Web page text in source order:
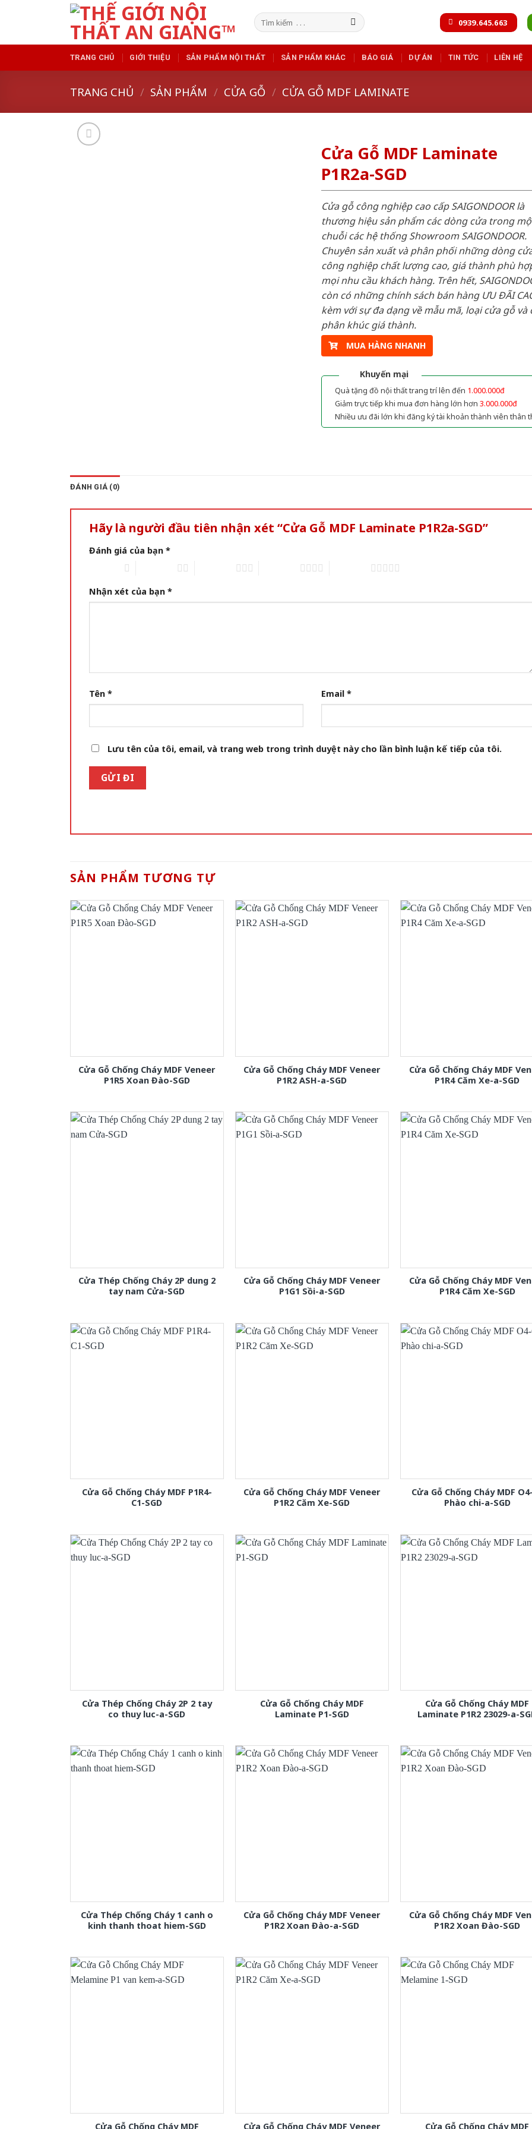
Tìm
kiếm:
0939.645.663
TRANG CHỦ GIỚI THIỆU SẢN PHẨM NỘI THẤT SẢN PHẨM KHÁC BÁO GIÁ DỰ ÁN TIN TỨC LIÊN HỆ
TRANG CHỦ / SẢN PHẨM / CỬA GỖ / CỬA GỖ MDF LAMINATE
Cửa Gỗ MDF Laminate
P1R2a-SGD
Cửa gỗ công nghiệp cao cấp SAIGONDOOR là
thương hiệu sản phẩm các dòng cửa trong
chuỗi các hệ thống Showroom SAIGONDOOR.
Chuyên sản xuất và phân phối những dòng
công nghiệp chất lượng cao, giá thành phù
mọi nhu cầu khách hàng. Trên hết,
còn có những chính sách bán hàng ƯU ĐÃI
kèm với sự đa dạng về mẫu mã, loại cửa gỗ và
phân khúc giá thành.
MUA HÀNG NHANH
Khuyến mại
Quà tặng đồ nội thất trang trí lên đến 1.000.000đ
Giảm trực tiếp khi mua đơn hàng lớn hơn 3.000.000đ
Nhiều ưu đãi lớn khi đăng ký tài khoản thành viên thân
ĐÁNH GIÁ (0)
Hãy là người đầu tiên nhận xét “Cửa Gỗ MDF Laminate P1R2a-SGD”
Đánh giá của bạn *
Nhận xét của bạn *
Tên * Email *
Lưu tên của tôi, email, và trang web trong trình duyệt này cho lần bình luận kế tiếp của tôi.
SẢN PHẨM TƯƠNG TỰ
Cửa Gỗ Chống Cháy MDF Veneer
P1R5 Xoan Đào-SGD
Cửa Gỗ Chống Cháy MDF Veneer
P1R2 ASH-a-SGD
Cửa Gỗ Chống Cháy MDF
P1R4 Căm Xe-a-SGD
Cửa Thép Chống Cháy 2P dung 2
tay nam Cửa-SGD
Cửa Gỗ Chống Cháy MDF Veneer
P1G1 Sồi-a-SGD
Cửa Gỗ Chống Cháy MDF
P1R4 Căm Xe-SGD
Cửa Gỗ Chống Cháy MDF P1R4-
C1-SGD
Cửa Gỗ Chống Cháy MDF Veneer
P1R2 Căm Xe-SGD
Cửa Gỗ Chống Cháy MDF
Phào chi-a-SGD
Cửa Thép Chống Cháy 2P 2 tay
co thuy luc-a-SGD
Cửa Gỗ Chống Cháy MDF
Laminate P1-SGD
Cửa Gỗ Chống Cháy MDF
Laminate P1R2 23029-a-
Cửa Thép Chống Cháy 1 canh o
kinh thanh thoat hiem-SGD
Cửa Gỗ Chống Cháy MDF Veneer
P1R2 Xoan Đào-a-SGD
Cửa Gỗ Chống Cháy MDF
P1R2 Xoan Đào-SGD
Cửa Gỗ Chống Cháy MDF Cửa Gỗ Chống Cháy MDF Veneer Cửa Gỗ Chống Cháy MDF